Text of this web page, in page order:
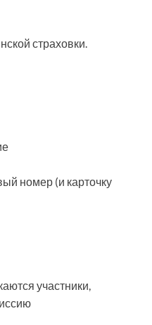
страховки.
номер (и карточку
участники,